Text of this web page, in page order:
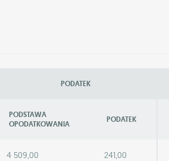
PODATEK
PODSTAWA
OPODATKOWANIA
PODATEK
4 509,00 241,00